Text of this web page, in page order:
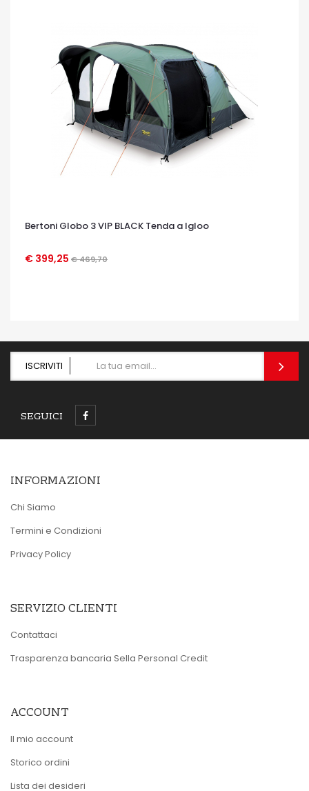
Bertoni Globo 3 VIP BLACK Tenda a Igloo
€ 399,25 € 469,70
OCCHIATA VELOCE
ISCRIVITI
SEGUICI
INFORMAZIONI
Chi Siamo
Termini e Condizioni
Privacy Policy
SERVIZIO CLIENTI
Contattaci
Trasparenza bancaria Sella Personal Credit
ACCOUNT
Il mio account
Storico ordini
Lista dei desideri